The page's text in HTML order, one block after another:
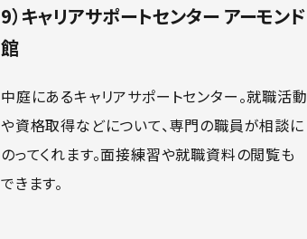
9）キャリアサポートセンター アーモンド
館
中庭にあるキャリアサポートセンター。就職活動
や資格取得などについて、専門の職員が相談に
のってくれます。面接練習や就職資料の閲覧も
できます。